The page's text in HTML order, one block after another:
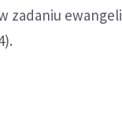
zadaniu